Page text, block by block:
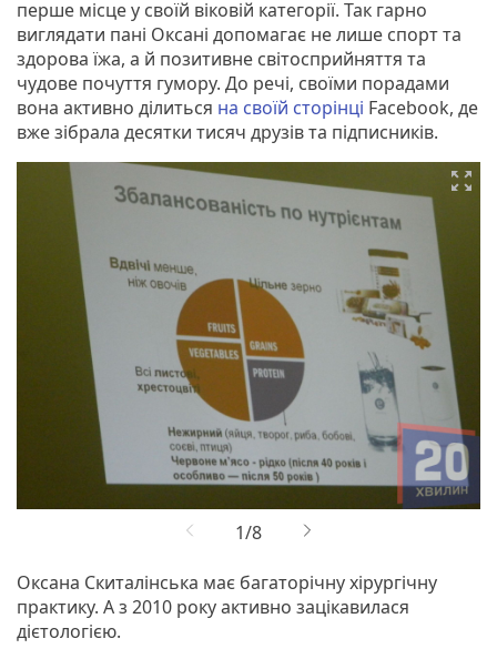
перше місце у своїй віковій категорії. Так гарно
виглядати пані Оксані допомагає не лише спорт та
здорова їжа, а й позитивне світосприйняття та
чудове почуття гумору. До речі, своїми порадами
вона активно ділиться на своїй сторінці Facebook, де
вже зібрала десятки тисяч друзів та підписників.

Оксана Скиталінська має багаторічну хірургічну
практику. А з 2010 року активно зацікавилася
дієтологією.